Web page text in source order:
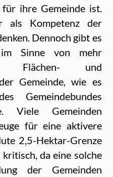
ihre Gemeinde ist.
Kompetenz der
Dennoch gibt es
im Sinne von mehr
Flächen- und
Gemeinde, wie es
Gemeindebundes
Viele Gemeinden
für eine aktivere
2,5-Hektar-Grenze
da eine solche
der Gemeinden